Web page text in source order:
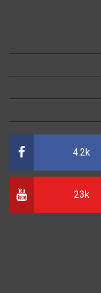
4.2k
23k